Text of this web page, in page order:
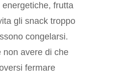
frutta
gli snack troppo
congelarsi.
non avere di che
fermare